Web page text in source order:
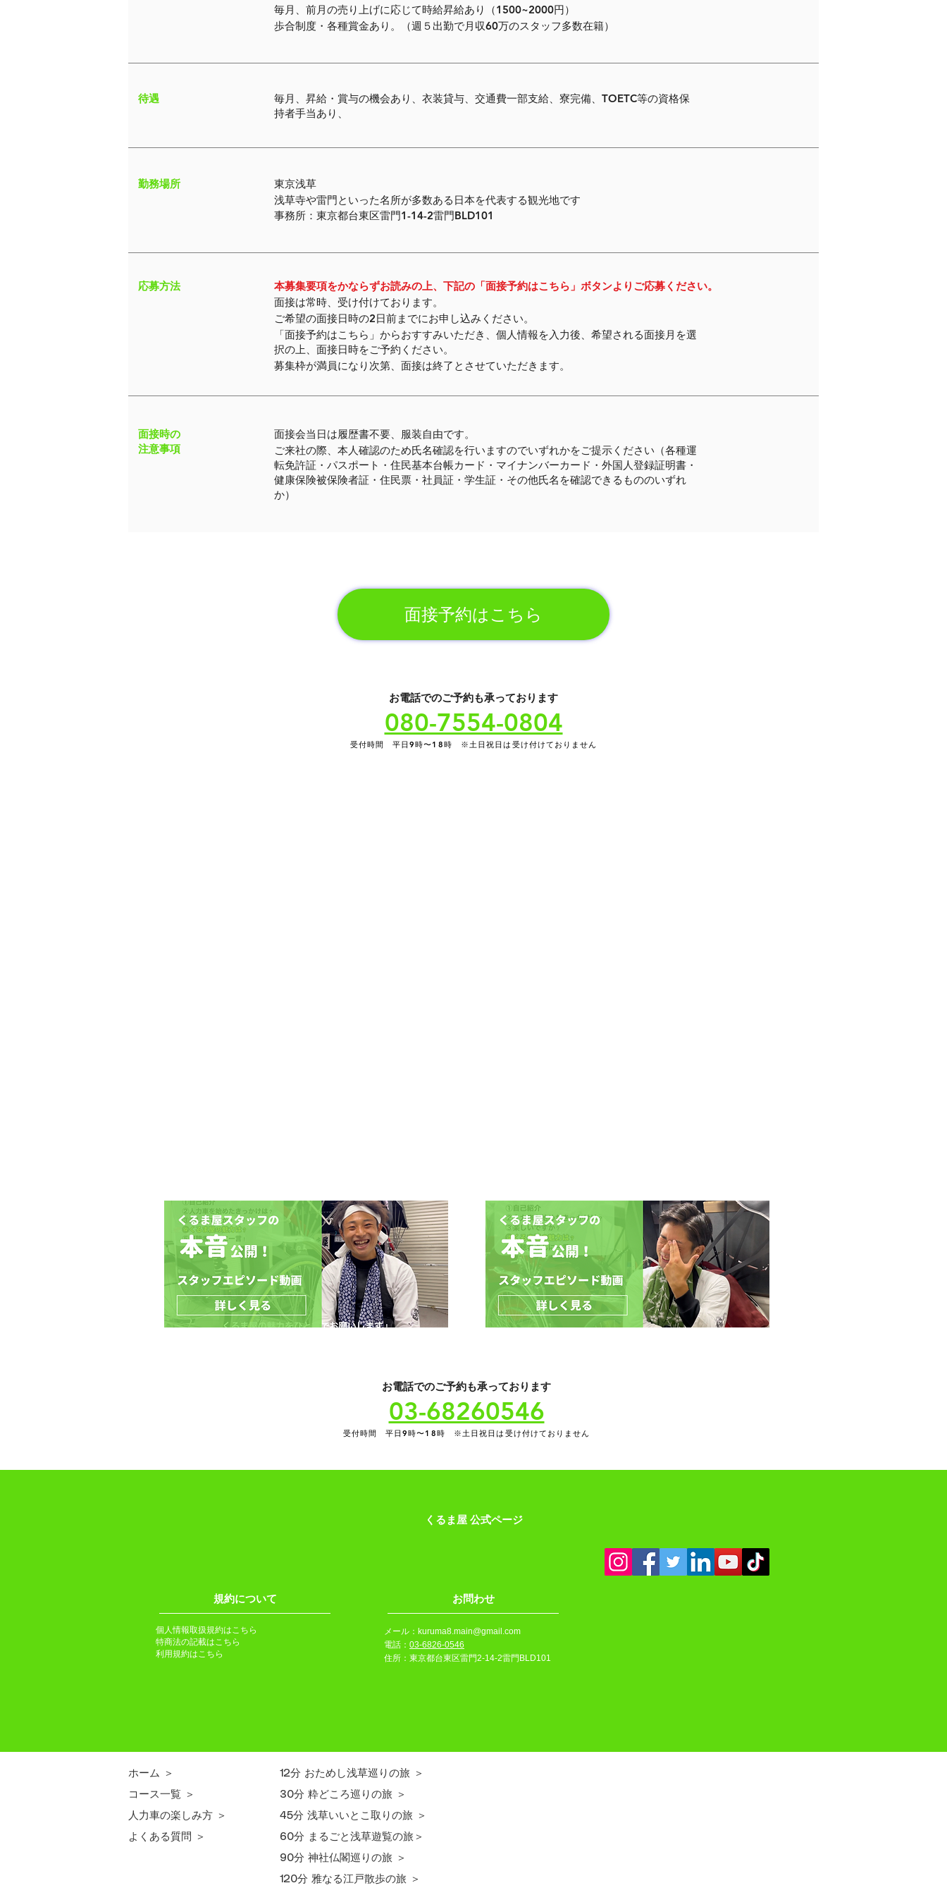
毎月、前月の売り上げに応じて時給昇給あり（1500~2000円）
​歩合制度・各種賞金あり。（週５出勤で月収60万のスタッフ多数在籍）
​待遇
毎月、昇給・賞与の機会あり、衣装貸与、交通費一部支給、寮完備、TOETC等の資格保
持者手当あり、
​勤務場所
​東京浅草
​浅草寺や雷門といった名所が多数ある日本を代表する観光地です
​事務所：東京都台東区雷門1-14-2雷門BLD101
​応募方法
本募集要項をかならずお読みの上、下記の「面接予約はこちら」ボタンよりご応募ください。
​面接は常時、受け付けております。
​ご希望の面接日時の2日前までにお申し込みください。
「面接予約はこちら」からおすすみいただき、個人情報を入力後、希望される面接月を選
択の上、面接日時をご予約ください。
​募集枠が満員になり次第、面接は終了とさせていただきます。
面接時の
​注意事項
面接会当日は履歴書不要、服装自由です。
ご来社の際、本人確認のため氏名確認を行いますのでいずれかをご提示ください（各種運
転免許証・パスポート・住民基本台帳カード・マイナンバーカード・外国人登録証明書・
健康保険被保険者証・住民票・社員証・学生証・その他氏名を確認できるもののいずれ
か）
面接予約はこちら
​お電話でのご予約も承っております
080-7554-0804
​受付時間 平日9時〜18時 ※土日祝日は受け付けておりません
​お電話でのご予約も承っております
03-68260546
​受付時間 平日9時〜18時 ※土日祝日は受け付けておりません
​くるま屋 公式ページ
​規約について
個人情報取扱規約はこちら
特商法の記載はこちら
利用規約はこちら
​お問わせ
​メール： kuruma8.main@gmail.com
電話： 03-6826-0546
​住所：東京都台東区雷門2-14-2雷門BLD101
​ホーム ＞ 12分 おためし浅草巡りの旅 ＞
コース一覧 ＞ 30分 粋どころ巡りの旅 ＞
人力車の楽しみ方 ＞ 45分 浅草いいとこ取りの旅 ＞
よくある質問 ＞ 60分 まるごと浅草遊覧の旅＞
90分 神社仏閣巡りの旅 ＞
120分 雅なる江戸散歩の旅 ＞